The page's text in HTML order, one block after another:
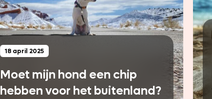
18 april 2025
Moet mijn hond een chip
hebben voor het buitenland?